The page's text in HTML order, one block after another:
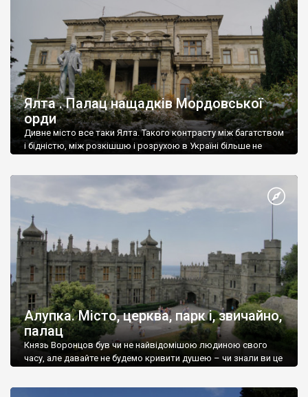
Ялта . Палац нащадків Мордовської
орди
Дивне місто все таки Ялта. Такого контрасту між багатством
і бідністю, між розкішшю і розрухою в Україні більше не
Алупка. Місто, церква, парк і, звичайно,
палац
Князь Воронцов був чи не найвідомішою людиною свого
часу, але давайте не будемо кривити душею – чи знали ви це